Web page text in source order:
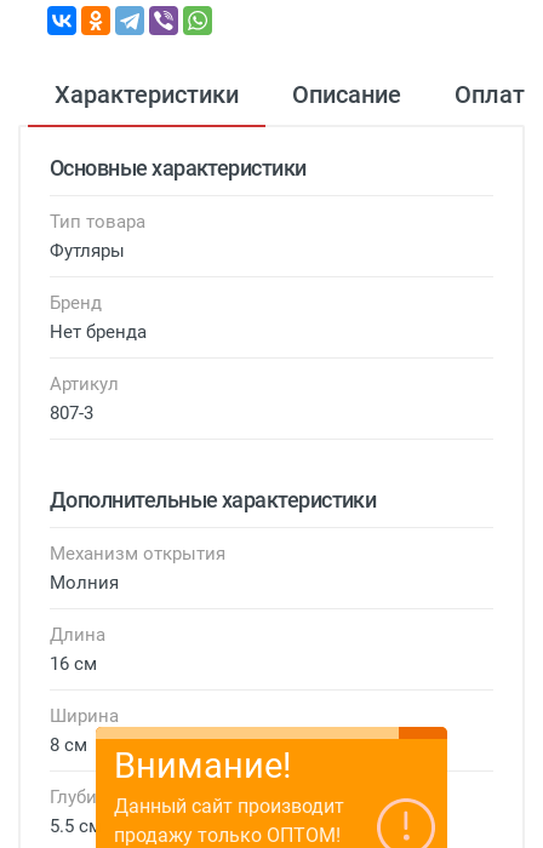
Характеристики Описание Оплата
Основные характеристики
Тип товара
Футляры
Бренд
Нет бренда
Артикул
807-3
Дополнительные характеристики
Механизм открытия
Молния
Длина
16 см
Ширина
8 см
Глубина
5.5 см
Внимание!
Данный сайт производит
продажу только ОПТОМ!